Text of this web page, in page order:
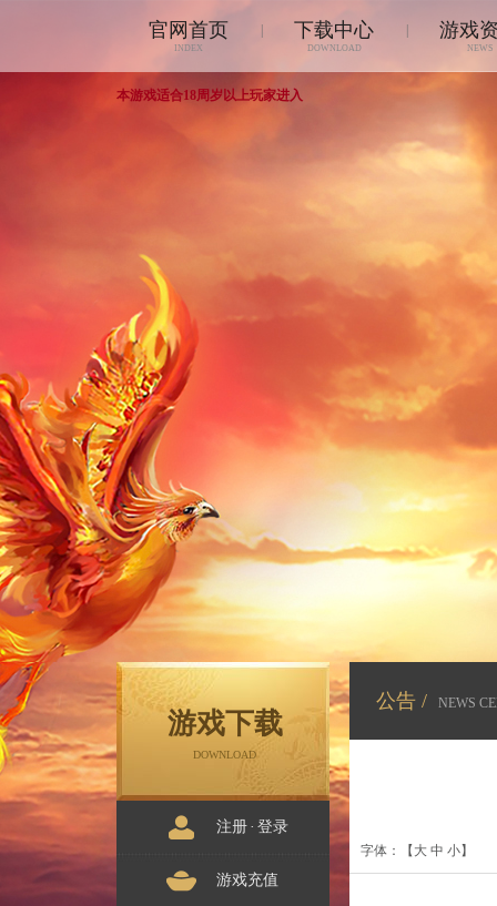
官网首页
INDEX
下载中心
DOWNLOAD
游戏
NEWS
本游戏适合18周岁以上玩家进入
游戏下载
DOWNLOAD
注册 · 登录
游戏充值
公告 / NEWS
字体：【 大 中 小】